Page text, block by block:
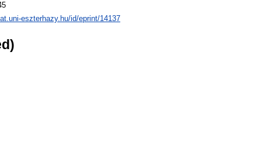
eszterhazy.hu/id/eprint/14137